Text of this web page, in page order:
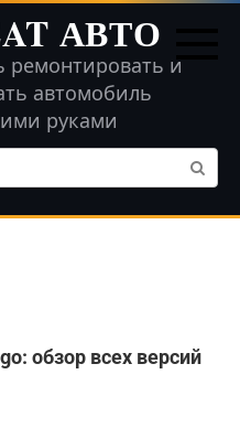
АВТО
ремонтировать и
автомобиль
руками
обзор всех версий